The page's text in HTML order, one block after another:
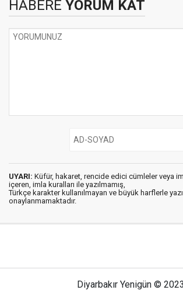
HABERE YORUM KAT
UYARI: Küfür, hakaret, rencide edici cümleler veya
içeren, imla kuralları ile yazılmamış,
Türkçe karakter kullanılmayan ve büyük harflerle
onaylanmamaktadır.
Diyarbakır Yenigün © 2023